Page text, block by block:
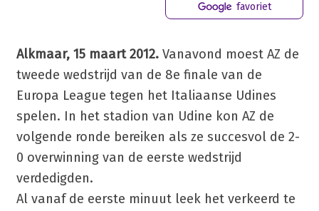
favoriet
Alkmaar, 15 maart 2012. Vanavond moest AZ de
tweede wedstrijd van de 8e finale van de
Europa League tegen het Italiaanse Udines
spelen. In het stadion van Udine kon AZ de
volgende ronde bereiken als ze succesvol de 2-
0 overwinning van de eerste wedstrijd
verdedigden.
Al vanaf de eerste minuut leek het verkeerd te